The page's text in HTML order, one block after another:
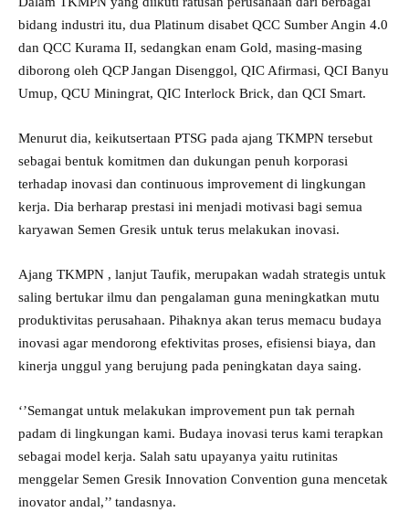
bidang industri itu, dua Platinum disabet QCC Sumber Angin 4.0
dan QCC Kurama II, sedangkan enam Gold, masing-masing
diborong oleh QCP Jangan Disenggol, QIC Afirmasi, QCI Banyu
Umup, QCU Miningrat, QIC Interlock Brick, dan QCI Smart.
Menurut dia, keikutsertaan PTSG pada ajang TKMPN tersebut
sebagai bentuk komitmen dan dukungan penuh korporasi
terhadap inovasi dan continuous improvement di lingkungan
kerja. Dia berharap prestasi ini menjadi motivasi bagi semua
karyawan Semen Gresik untuk terus melakukan inovasi.
Ajang TKMPN , lanjut Taufik, merupakan wadah strategis untuk
saling bertukar ilmu dan pengalaman guna meningkatkan mutu
produktivitas perusahaan. Pihaknya akan terus memacu budaya
inovasi agar mendorong efektivitas proses, efisiensi biaya, dan
kinerja unggul yang berujung pada peningkatan daya saing.
‘’Semangat untuk melakukan improvement pun tak pernah
padam di lingkungan kami. Budaya inovasi terus kami terapkan
sebagai model kerja. Salah satu upayanya yaitu rutinitas
menggelar Semen Gresik Innovation Convention guna mencetak
inovator andal,’’ tandasnya.